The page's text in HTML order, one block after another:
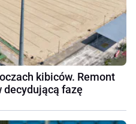
kibiców. Remont
decydującą fazę